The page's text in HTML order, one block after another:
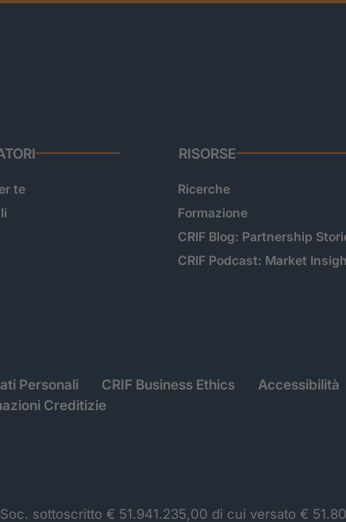
te
RISORSE
Ricerche
Formazione
CRIF Blog: Partnership
CRIF Podcast: Market
Personali CRIF Business Ethics
Accessibilità
Creditizie
sottoscritto € 51.941.235,00 di cui versato €